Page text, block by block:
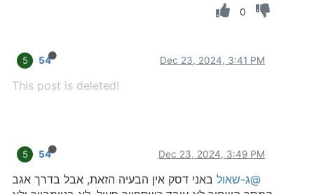
0
5 54 Dec 23, 2024, 3:41 PM
This post is deleted!
5 54 Dec 23, 2024, 3:49 PM
@ג-שאול באני דסק אין הבעיה הזאת, אבל בדרך אגב